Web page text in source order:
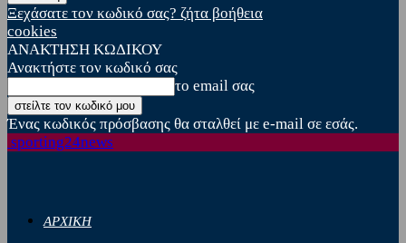
Ξεχάσατε τον κωδικό σας? ζήτα βοήθεια
cookies
ΑΝΑΚΤΗΣΗ ΚΩΔΙΚΟΥ
Ανακτήστε τον κωδικό σας
το email σας
Ένας κωδικός πρόσβασης θα σταλθεί με e-mail σε εσάς.
sporting24news
ΑΡΧΙΚΗ